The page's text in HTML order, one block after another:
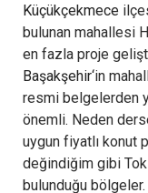
Küçükçekmece
bulunan mahallesi
en fazla proje
Başakşehir‘in
resmi belgelerden
önemli. Neden
uygun fiyatlı konut
değindiğim gibi
bulunduğu bölgeler.